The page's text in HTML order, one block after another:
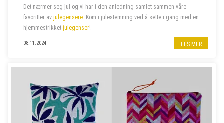
Det nærmer seg jul og vi har i den anledning samlet sammen våre
favoritter av julegensere. Kom i julestemning ved å sette i gang med en
hjemmestrikket julegenser!
08.11.2024 LES MER